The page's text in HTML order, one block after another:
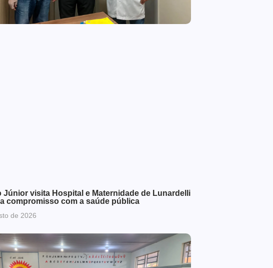
Júnior visita Hospital e Maternidade de Lunardelli
compromisso com a saúde pública
de 2026